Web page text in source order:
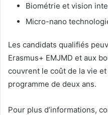
Biométrie et vision
Micro-nano
Les candidats qualifiés
Erasmus+ EMJMD et aux
couvrent le coût de la vie
programme de deux ans.
Pour plus d’informations,